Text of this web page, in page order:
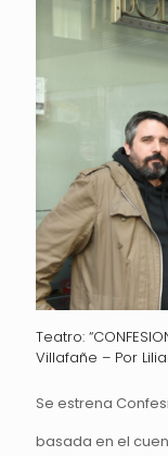
Teatro:
Villafañe – Por
Se estrena
basada en el